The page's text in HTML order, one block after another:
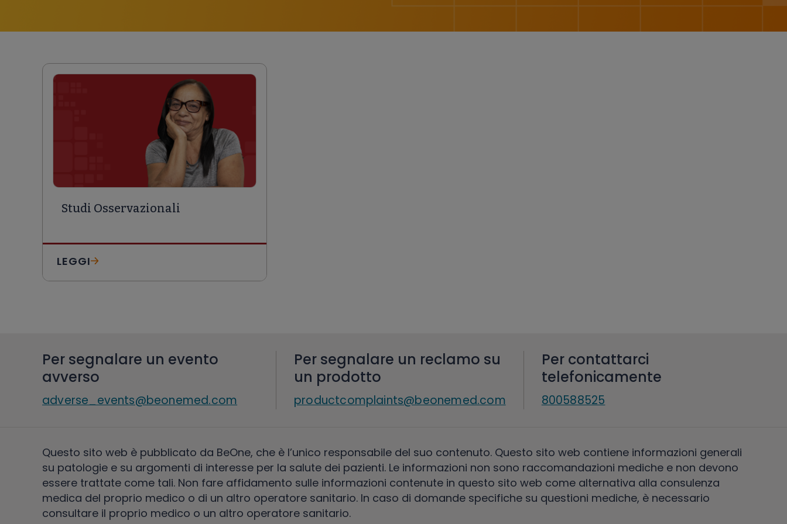
Studi Osservazionali
LEGGI
Per segnalare un evento
avverso
adverse_events@beonemed.com
Per segnalare un reclamo su
un prodotto
productcomplaints@beonemed.com
Per contattarci
telefonicamente
800588525
Questo sito web è pubblicato da BeOne, che è l’unico responsabile del suo contenuto. Questo sito web contiene informazioni generali
su patologie e su argomenti di interesse per la salute dei pazienti. Le informazioni non sono raccomandazioni mediche e non devono
essere trattate come tali. Non fare affidamento sulle informazioni contenute in questo sito web come alternativa alla consulenza
medica del proprio medico o di un altro operatore sanitario. In caso di domande specifiche su questioni mediche, è necessario
consultare il proprio medico o un altro operatore sanitario.